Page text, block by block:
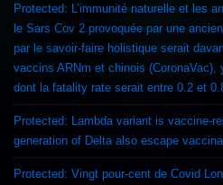
Protected: L’immunité naturelle et les
le Sars Cov 2 provoquée par une
par le savoir-faire holistique serait davantage protectrice que les
vaccins ARNm et chinois
dont la fatality rate serait entre 0.2 et
Protected: Lambda variant is vaccine-
generation of Delta also escape
Protected: Vingt pour-cent de Covid